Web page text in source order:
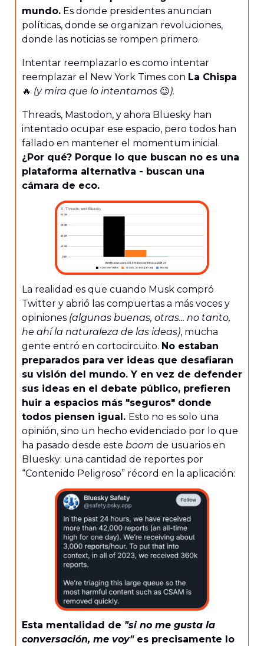
mundo. Es donde presidentes anuncian
políticas, donde se organizan revoluciones,
donde las noticias se rompen primero.
Intentar reemplazarlo es como intentar
reemplazar el New York Times con La Chispa
🔥 (y mira que lo intentamos 😉).
Threads, Mastodon, y ahora Bluesky han
intentado ocupar ese espacio, pero todos han
fallado en mantener el momentum inicial.
¿Por qué? Porque lo que buscan no es una
plataforma alternativa - buscan una
cámara de eco.
La realidad es que cuando Musk compró
Twitter y abrió las compuertas a más voces y
opiniones (algunas buenas, otras... no tanto,
he ahí la naturaleza de las ideas), mucha
gente entró en cortocircuito. No estaban
preparados para ver ideas que desafiaran
su visión del mundo. Y en vez de defender
sus ideas en el debate público, prefieren
huir a espacios más "seguros" donde
todos piensen igual. Esto no es solo una
opinión, sino un hecho evidenciado por lo que
ha pasado desde este boom de usuarios en
Bluesky: una cantidad de reportes por
“Contenido Peligroso” récord en la aplicación:
Esta mentalidad de "si no me gusta la
conversación, me voy"es precisamente lo